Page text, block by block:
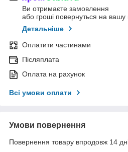
Ви отримаєте замовлення
або гроші повернуться на вашу
Детальніше
Оплатити частинами
Післяплата
Оплата на рахунок
Всі умови оплати
Умови повернення
Повернення товару впродовж 14